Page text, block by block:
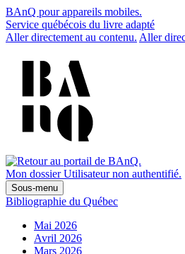
BAnQ pour appareils mobiles.
Service québécois du livre adapté
Aller directement au contenu. Aller
Mon dossier Utilisateur non authentifié.
Sous-menu
Bibliographie du Québec
Mai 2026
Avril 2026
Mars 2026